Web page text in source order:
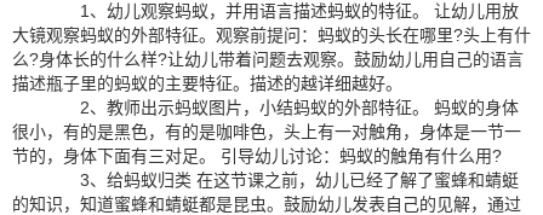
1、幼儿观察蚂蚁，并用语言描述蚂蚁的特征。 让幼儿用放
大镜观察蚂蚁的外部特征。观察前提问：蚂蚁的头长在哪里?头上有什
么?身体长的什么样?让幼儿带着问题去观察。鼓励幼儿用自己的语言
描述瓶子里的蚂蚁的主要特征。描述的越详细越好。
2、教师出示蚂蚁图片，小结蚂蚁的外部特征。 蚂蚁的身体
很小，有的是黑色，有的是咖啡色，头上有一对触角，身体是一节一
节的，身体下面有三对足。 引导幼儿讨论：蚂蚁的触角有什么用?
3、给蚂蚁归类 在这节课之前，幼儿已经了解了蜜蜂和蜻蜓
的知识，知道蜜蜂和蜻蜓都是昆虫。鼓励幼儿发表自己的见解，通过